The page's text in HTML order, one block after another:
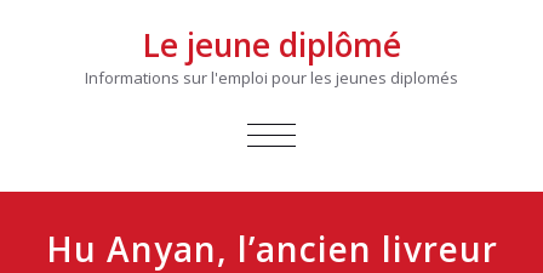
Le jeune diplômé
Informations sur l'emploi pour les jeunes diplomés
AFFICHER/MASQUER
Hu Anyan, l’ancien livreur